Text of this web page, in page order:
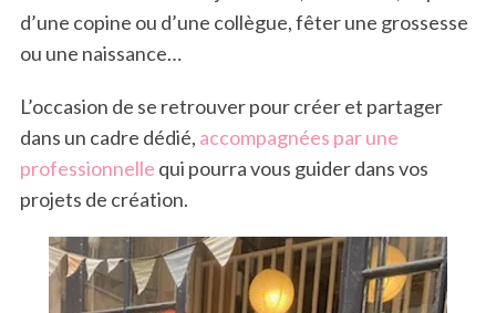
d’une copine ou d’une collègue, fêter une grossesse
ou une naissance…
L’occasion de se retrouver pour créer et partager
dans un cadre dédié, accompagnées par une
professionnelle qui pourra vous guider dans vos
projets de création.